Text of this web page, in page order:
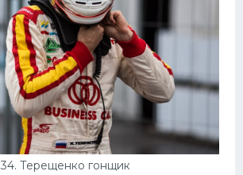
34. Терещенко гонщик